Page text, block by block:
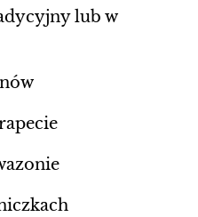
lub w